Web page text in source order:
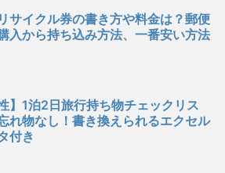
サイクル券の書き方や料金は？郵便
入から持ち込み方法、一番安い方法
性】1泊2日旅行持ち物チェックリス
れ物なし！書き換えられるエクセル
付き